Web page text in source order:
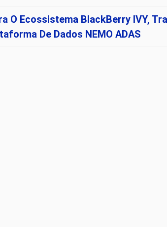
O Ecossistema BlackBerry IVY,
De Dados NEMO ADAS